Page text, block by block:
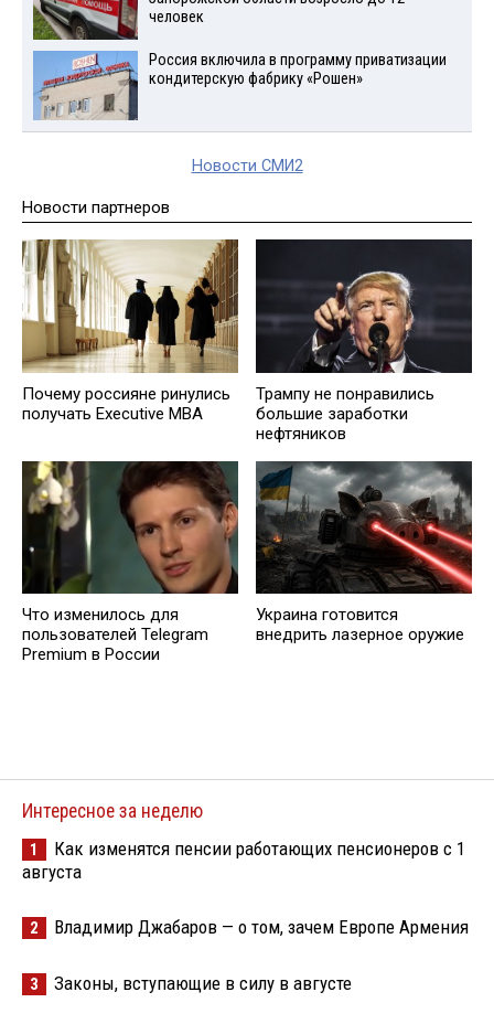
человек
Россия включила в программу приватизации
кондитерскую фабрику «Рошен»
Новости СМИ2
Новости партнеров
Почему россияне ринулись
получать Executive MBA
Трампу не понравились
большие заработки
нефтяников
Что изменилось для
пользователей Telegram
Premium в России
Украина готовится
внедрить лазерное оружие
Интересное за неделю
1
Как изменятся пенсии работающих пенсионеров с 1
августа
2 Владимир Джабаров — о том, зачем Европе Армения
3 Законы, вступающие в силу в августе